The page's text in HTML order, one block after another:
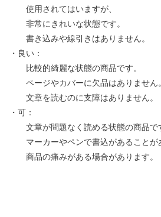
使用されてはいますが、
非常にきれいな状態です。
書き込みや線引きはありません。
・良い：
比較的綺麗な状態の商品です。
ページやカバーに欠品はありません。
文章を読むのに支障はありません。
・可：
文章が問題なく読める状態の商品で
マーカーやペンで書込があることが
商品の痛みがある場合があります。